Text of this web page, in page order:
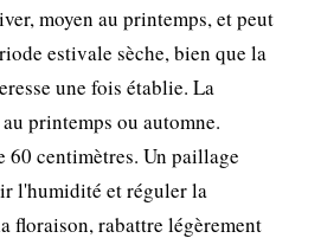
moyen au printemps, et peut
estivale sèche, bien que la
une fois établie. La
printemps ou automne.
60 centimètres. Un paillage
l'humidité et réguler la
floraison, rabattre légèrement